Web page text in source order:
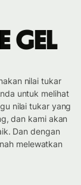
GEL
nilai tukar
untuk melihat
nilai tukar yang
dan kami akan
Dan dengan
melewatkan